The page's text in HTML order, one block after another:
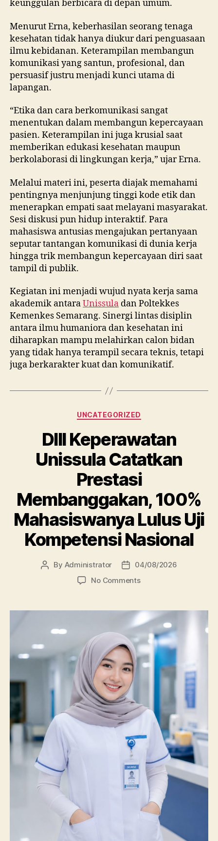
keunggulan berbicara di depan umum.
Menurut Erna, keberhasilan seorang tenaga
kesehatan tidak hanya diukur dari penguasaan
ilmu kebidanan. Keterampilan membangun
komunikasi yang santun, profesional, dan
persuasif justru menjadi kunci utama di
lapangan.
“Etika dan cara berkomunikasi sangat
menentukan dalam membangun kepercayaan
pasien. Keterampilan ini juga krusial saat
memberikan edukasi kesehatan maupun
berkolaborasi di lingkungan kerja,” ujar Erna.
Melalui materi ini, peserta diajak memahami
pentingnya menjunjung tinggi kode etik dan
menerapkan empati saat melayani masyarakat.
Sesi diskusi pun hidup interaktif. Para
mahasiswa antusias mengajukan pertanyaan
seputar tantangan komunikasi di dunia kerja
hingga trik membangun kepercayaan diri saat
tampil di publik.
Kegiatan ini menjadi wujud nyata kerja sama
akademik antaraUnissula dan Poltekkes
Kemenkes Semarang. Sinergi lintas disiplin
antara ilmu humaniora dan kesehatan ini
diharapkan mampu melahirkan calon bidan
yang tidak hanya terampil secara teknis, tetapi
juga berkarakter kuat dan komunikatif.
Categories
UNCATEGORIZED
DIII Keperawatan
Unissula Catatkan
Prestasi
Membanggakan, 100%
Mahasiswanya Lulus Uji
Kompetensi Nasional
Post
By Administrator
Post04/08/2026
No Commentson
Unissula
Catatkan
Prestasi
Membanggakan,
100%
Mahasiswanya
Kompetensi
Nasional